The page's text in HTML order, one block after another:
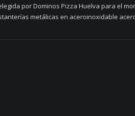
por Dominos Pizza Huelva para el
metálicas en aceroinoxidable